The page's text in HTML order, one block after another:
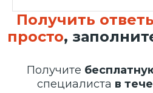
Получить
просто,
Получите
специалиста в